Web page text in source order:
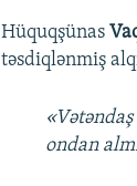
Hüquqşünas
təsdiqlənmiş
ondan